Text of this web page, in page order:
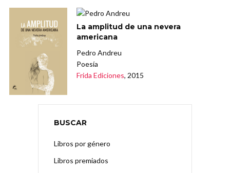
La amplitud de una nevera
americana
Pedro Andreu
Poesía
Frida Ediciones, 2015
BUSCAR
Libros por género
Libros premiados